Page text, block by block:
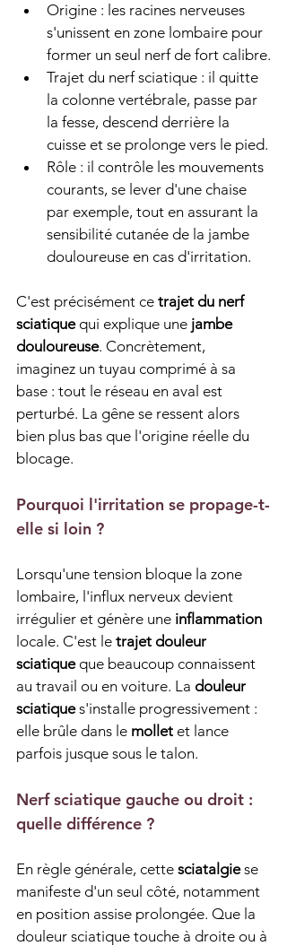
Origine : les racines nerveuses
s'unissent en zone lombaire pour
former un seul nerf de fort calibre.
Trajet du nerf sciatique : il quitte
la colonne vertébrale, passe par
la fesse, descend derrière la
cuisse et se prolonge vers le pied.
Rôle : il contrôle les mouvements
courants, se lever d'une chaise
par exemple, tout en assurant la
sensibilité cutanée de la jambe
douloureuse en cas d'irritation.
C'est précisément ce trajet du nerf
sciatique qui explique une jambe
douloureuse. Concrètement,
imaginez un tuyau comprimé à sa
base : tout le réseau en aval est
perturbé. La gêne se ressent alors
bien plus bas que l'origine réelle du
blocage.
Pourquoi l'irritation se propage-t-
elle si loin ?
Lorsqu'une tension bloque la zone
lombaire, l'influx nerveux devient
irrégulier et génère une inflammation
locale. C'est le trajet douleur
sciatique que beaucoup connaissent
au travail ou en voiture. La douleur
sciatique s'installe progressivement :
elle brûle dans le mollet et lance
parfois jusque sous le talon.
Nerf sciatique gauche ou droit :
quelle différence ?
En règle générale, cette sciatalgie se
manifeste d'un seul côté, notamment
en position assise prolongée. Que la
douleur sciatique touche à droite ou à